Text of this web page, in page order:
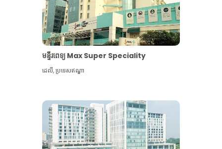
មន្ទីរពេទ្យ Max Super Speciality
ដេលី,ប្រទេសឥណ្ឌា